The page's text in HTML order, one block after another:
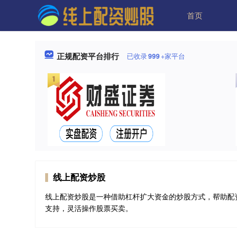
首页
正规配资平台排行 已收录999+家平台
线上配资炒股
线上配资炒股是一种借助杠杆扩大资金的炒股方式，帮助
支持，灵活操作股票买卖。